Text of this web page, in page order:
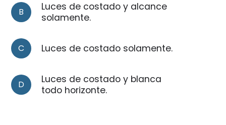
B
Luces de costado y alcance
solamente.
C Luces de costado solamente.
D
Luces de costado y blanca
todo horizonte.